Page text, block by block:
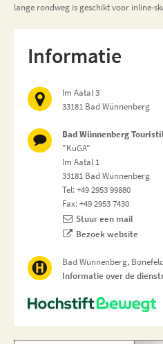
lange rondweg is geschikt voor inline-
Informatie
Im Aatal 3
33181 Bad Wünnenberg
Bad Wünnenberg
"KuGA"
Im Aatal 1
33181 Bad Wünnenberg
Tel: +49 2953 99880
Fax: +49 2953 7430
Stuur een mail
Bezoek website
Bad Wünnenberg,
Informatie over de